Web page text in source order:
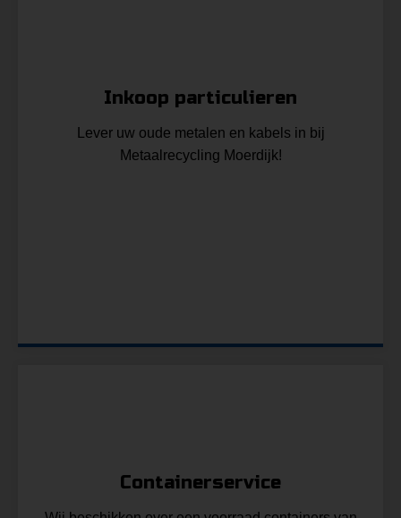
Inkoop particulieren
Lever uw oude metalen en kabels in bij
Metaalrecycling Moerdijk!
Containerservice